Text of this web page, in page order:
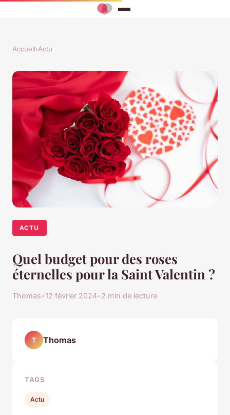
Accueil›Actu
ACTU
Quel budget pour des roses
éternelles pour la Saint Valentin ?
Thomas•12 février 2024•2 min de lecture
T Thomas
TAGS
Actu